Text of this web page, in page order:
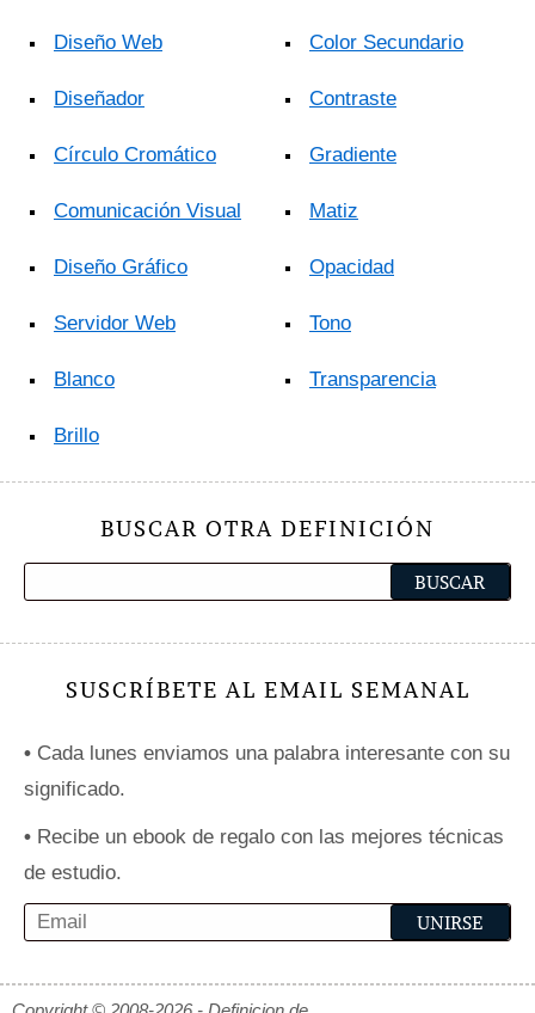
Diseño Web
Diseñador
Círculo Cromático
Comunicación Visual
Diseño Gráfico
Servidor Web
Blanco
Brillo
Color Secundario
Contraste
Gradiente
Matiz
Opacidad
Tono
Transparencia
BUSCAR OTRA DEFINICIÓN
SUSCRÍBETE AL EMAIL SEMANAL
• Cada lunes enviamos una palabra interesante con su
significado.
• Recibe un ebook de regalo con las mejores técnicas
de estudio.